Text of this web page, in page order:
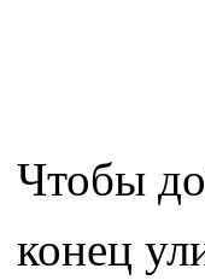
Чтобы
конец